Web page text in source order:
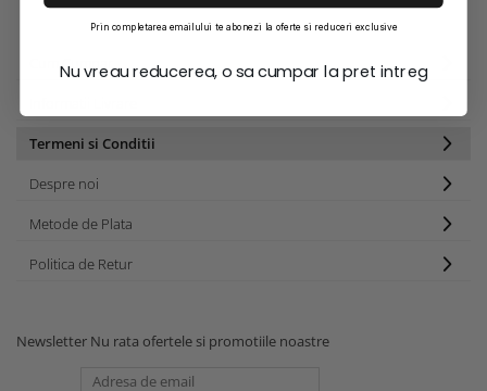
Cum Cumpar
Termeni si Conditii
Despre noi
Metode de Plata
Politica de Retur
Newsletter Nu rata ofertele si promotiile noastre
Prin completarea emailului te abonezi la oferte si reduceri exclusive
Nu vreau reducerea, o sa cumpar la pret intreg